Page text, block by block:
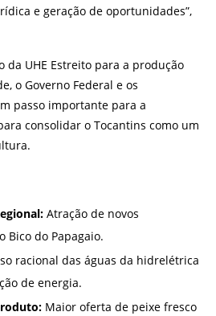
e geração de oportunidades”,
da UHE Estreito para a produção
o Governo Federal e os
passo importante para a
consolidar o Tocantins como um
Atração de novos
Bico do Papagaio.
racional das águas da hidrelétrica
de energia.
Maior oferta de peixe fresco